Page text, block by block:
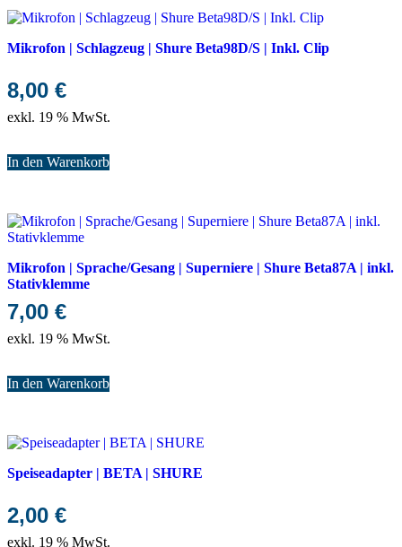
Mikrofon | Schlagzeug | Shure Beta98D/S | Inkl. Clip
8,00 €
exkl. 19 % MwSt.
In den Warenkorb
Mikrofon | Sprache/Gesang | Superniere | Shure Beta87A | inkl.
Stativklemme
7,00 €
exkl. 19 % MwSt.
In den Warenkorb
Speiseadapter | BETA | SHURE
2,00 €
exkl. 19 % MwSt.